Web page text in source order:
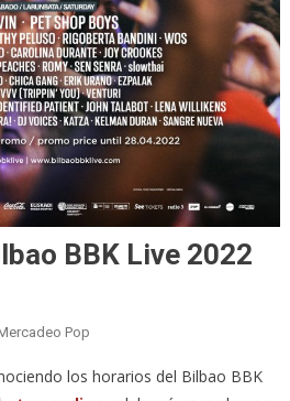
BBK Live 2022
Pop
los horarios del Bilbao BBK